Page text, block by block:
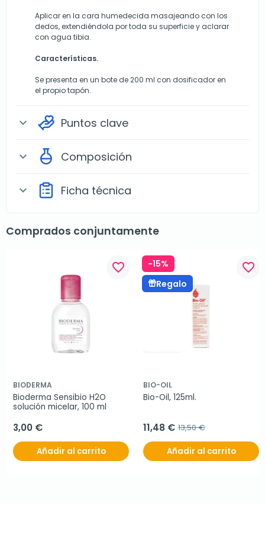
Aplicar en la cara humedecida masajeando con los
dedos, extendiéndola por toda su superficie y aclarar
con agua tibia.
Características.
Se presenta en un bote de 200 ml con dosificador en
el propio tapón.
expand_more Puntos clave
expand_more Composición
expand_more Ficha técnica
Comprados conjuntamente
favorite_border
BIODERMA
Bioderma Sensibio H2O
solución micelar, 100 ml
3,00 €
Añadir al carrito
-15%
Regalo
favorite_border
BIO-OIL
Bio-Oil, 125ml.
11,48 € 13,50 €
Añadir al carrito